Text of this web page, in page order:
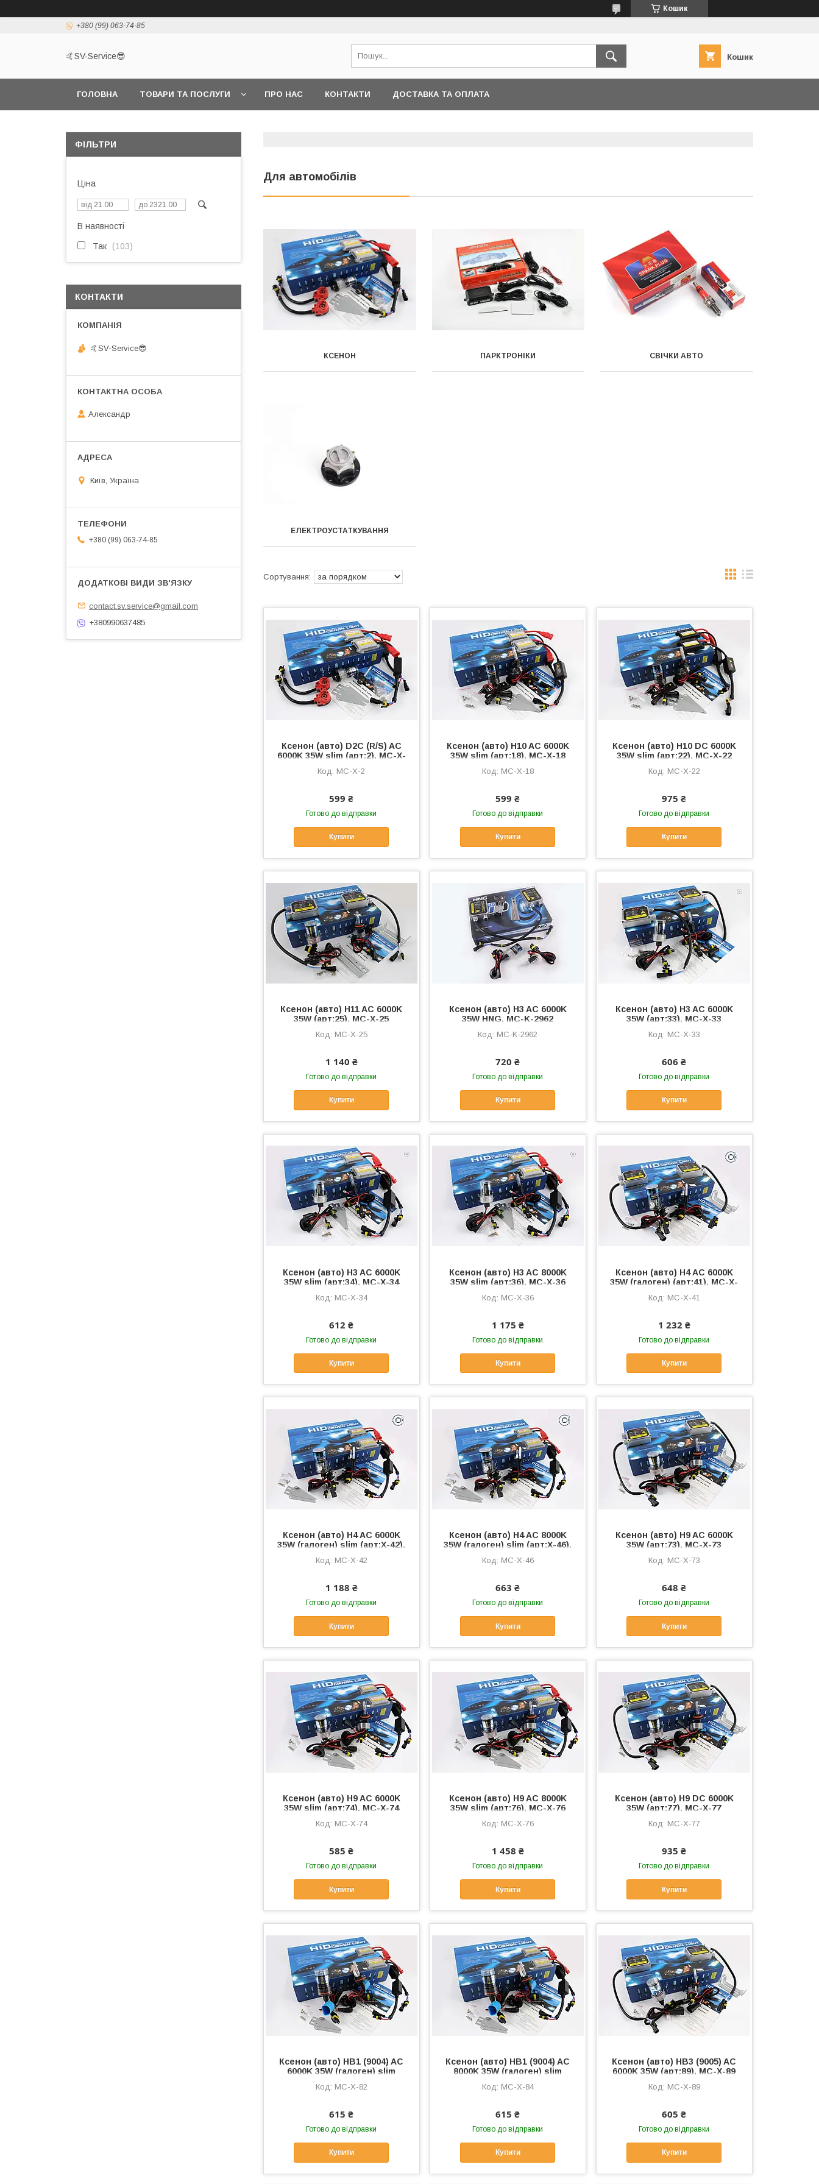
Кошик
+380 (99) 063-74-85
🤙SV-Service😎 Кошик
ГОЛОВНА ТОВАРИ ТА ПОСЛУГИ ПРО НАС КОНТАКТИ ДОСТАВКА ТА ОПЛАТА
Для автомобілів
КСЕНОН ПАРКТРОНІКИ СВІЧКИ АВТО
ЕЛЕКТРОУСТАТКУВАННЯ
Ксенон (авто) D2C (R/S) AC
6000K 35W slim (арт:2), MC-X-
MC-X-2
599 ₴
Готово до відправки
Купити
Ксенон (авто) H10 AC 6000K
35W slim (арт:18), MC-X-18
MC-X-18
599 ₴
Готово до відправки
Купити
Ксенон (авто) H10 DC 6000K
35W slim (арт:22), MC-X-22
MC-X-22
975 ₴
Готово до відправки
Купити
Ксенон (авто) H11 AC 6000K
35W (арт:25), MC-X-25
MC-X-25
1 140 ₴
Готово до відправки
Купити
Ксенон (авто) H3 AC 6000K
35W HNG, MC-K-2962
MC-K-2962
720 ₴
Готово до відправки
Купити
Ксенон (авто) H3 AC 6000K
35W (арт:33), MC-X-33
MC-X-33
606 ₴
Готово до відправки
Купити
Ксенон (авто) H3 AC 6000K
35W slim (арт:34), MC-X-34
MC-X-34
612 ₴
Готово до відправки
Купити
Ксенон (авто) H3 AC 8000K
35W slim (арт:36), MC-X-36
MC-X-36
1 175 ₴
Готово до відправки
Купити
Ксенон (авто) H4 AC 6000K
35W (галоген) (арт:41), MC-X-
MC-X-41
1 232 ₴
Готово до відправки
Купити
Ксенон (авто) H4 AC 6000K
35W (галоген) slim (арт:X-42),
MC-X-42
1 188 ₴
Готово до відправки
Купити
Ксенон (авто) H4 AC 8000K
35W (галоген) slim (арт:X-46),
MC-X-46
663 ₴
Готово до відправки
Купити
Ксенон (авто) H9 AC 6000K
35W (арт:73), MC-X-73
MC-X-73
648 ₴
Готово до відправки
Купити
Ксенон (авто) H9 AC 6000K
35W slim (арт:74), MC-X-74
MC-X-74
585 ₴
Готово до відправки
Купити
Ксенон (авто) H9 AC 8000K
35W slim (арт:76), MC-X-76
MC-X-76
1 458 ₴
Готово до відправки
Купити
Ксенон (авто) H9 DC 6000K
35W (арт:77), MC-X-77
MC-X-77
935 ₴
Готово до відправки
Купити
Ксенон (авто) HB1 (9004) AC
6000K 35W (галоген) slim
MC-X-82
615 ₴
Готово до відправки
Купити
Ксенон (авто) HB1 (9004) AC
8000K 35W (галоген) slim
MC-X-84
615 ₴
Готово до відправки
Купити
Ксенон (авто) HB3 (9005) AC
6000K 35W (арт:89), MC-X-89
MC-X-89
605 ₴
Готово до відправки
Купити
ФІЛЬТРИ
Ціна
В наявності
Так 103
КОНТАКТИ
🤙SV-Service😎
Александр
Київ, Україна
+380 (99) 063-74-85
contact.sv.service@gmail.com
+380990637485